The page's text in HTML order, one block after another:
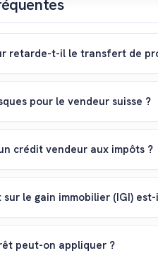
retarde-t-il le transfert de
de propriétaire est immédiat
que vous lui avez prêtée.
pour le vendeur suisse ?
l'insolvabilité de l'acheteur.
vous ne récupérerez vos
crédit vendeur aux impôts ?
doit figurer dans votre
de la fortune imposable
sur le gain immobilier (IGI)
cantonale calcule votre
versée comptant le jour de
peut-on appliquer ?